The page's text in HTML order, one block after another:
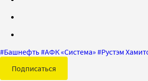
#Башнефть#АФК «Система» #Рустэм
Подписаться